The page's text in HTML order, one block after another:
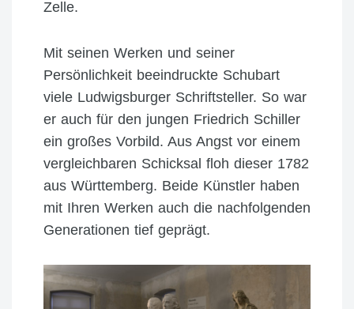
Zelle.
Mit seinen Werken und seiner
Persönlichkeit beeindruckte Schubart
viele Ludwigsburger Schriftsteller. So war
er auch für den jungen Friedrich Schiller
ein großes Vorbild. Aus Angst vor einem
vergleichbaren Schicksal floh dieser 1782
aus Württemberg. Beide Künstler haben
mit Ihren Werken auch die nachfolgenden
Generationen tief geprägt.